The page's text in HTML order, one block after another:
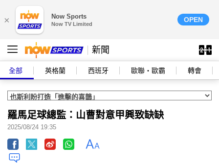
× Now Sports
Now TV Limited
OPEN
新聞
全部 英格蘭 西班牙 歐聯‧歐霸 轉會
羅馬足球總監：山曹對意甲興致缺缺
2025/08/24 19:35